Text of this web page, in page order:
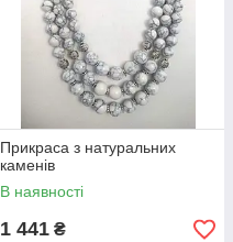
Прикраса з натуральних
каменів
В наявності
1 441 ₴